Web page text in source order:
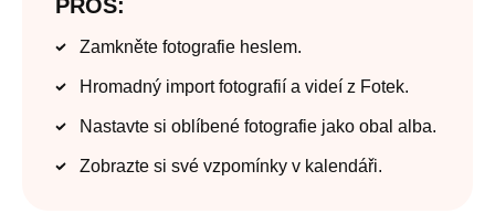
PROS:
Zamkněte fotografie heslem.
Hromadný import fotografií a videí z Fotek.
Nastavte si oblíbené fotografie jako obal alba.
Zobrazte si své vzpomínky v kalendáři.